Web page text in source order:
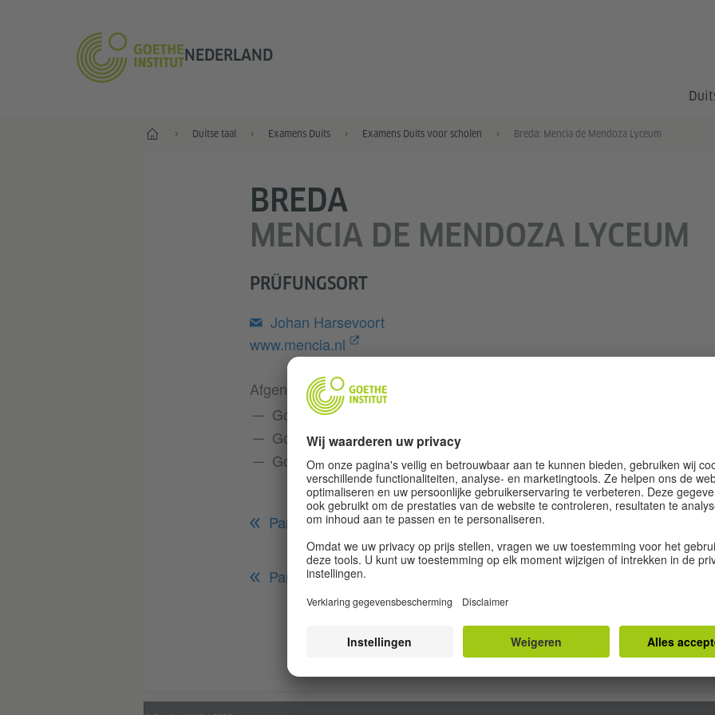
NEDERLAND
Goethe-Institut Niederlande
Duitse taal Examens Duits Examens Duits voor scholen Breda: Mencia de Mendoza Lyceum
BREDA
MENCIA DE MENDOZA LYCEUM
PRÜFUNGSORT
Johan Harsevoort
www.mencia.nl
Afgenomen examens
Goethe-Zertifikat B1j
Goethe-Zertifikat B2j
Goethe-Zertifikat C1
Partnerscholen - locaties
Partnerscholen - examens